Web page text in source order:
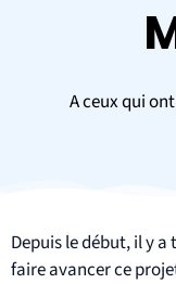
A ceux qui
Depuis le début, il y
faire avancer ce